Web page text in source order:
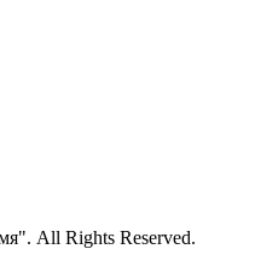
All Rights Reserved.